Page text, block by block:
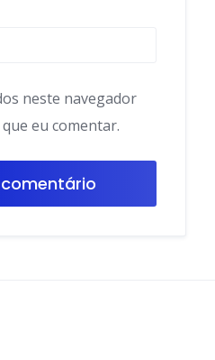
neste navegador
eu comentar.